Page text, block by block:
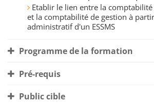
Etablir le lien entre la
et la comptabilité de gestion à
administratif d'un ESSMS
Programme de la formation
Pré-requis
Public cible